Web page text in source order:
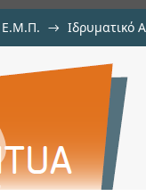
Ε.Μ.Π. → Ιδρυματικό
or